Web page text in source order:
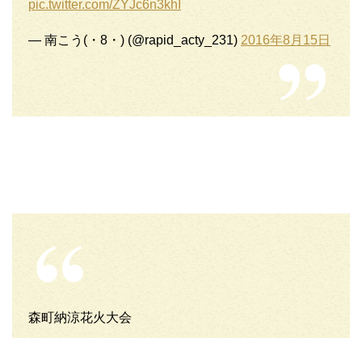
pic.twitter.com/ZYJc6n3khI
— 南こう(・8・) (@rapid_acty_231) 2016年8月15日
森町納涼花火大会